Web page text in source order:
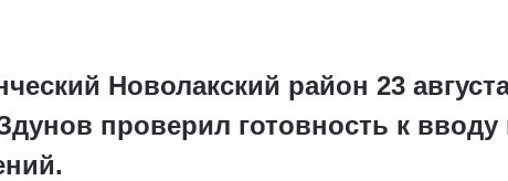
Новолакский район 23
проверил готовность к вводу